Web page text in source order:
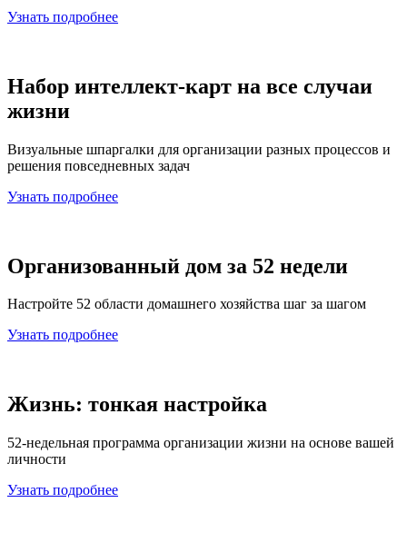
Узнать подробнее
Набор интеллект-карт на все случаи
жизни
Визуальные шпаргалки для организации разных процессов и
решения повседневных задач
Узнать подробнее
Организованный дом за 52 недели
Настройте 52 области домашнего хозяйства шаг за шагом
Узнать подробнее
Жизнь: тонкая настройка
52-недельная программа организации жизни на основе вашей
личности
Узнать подробнее